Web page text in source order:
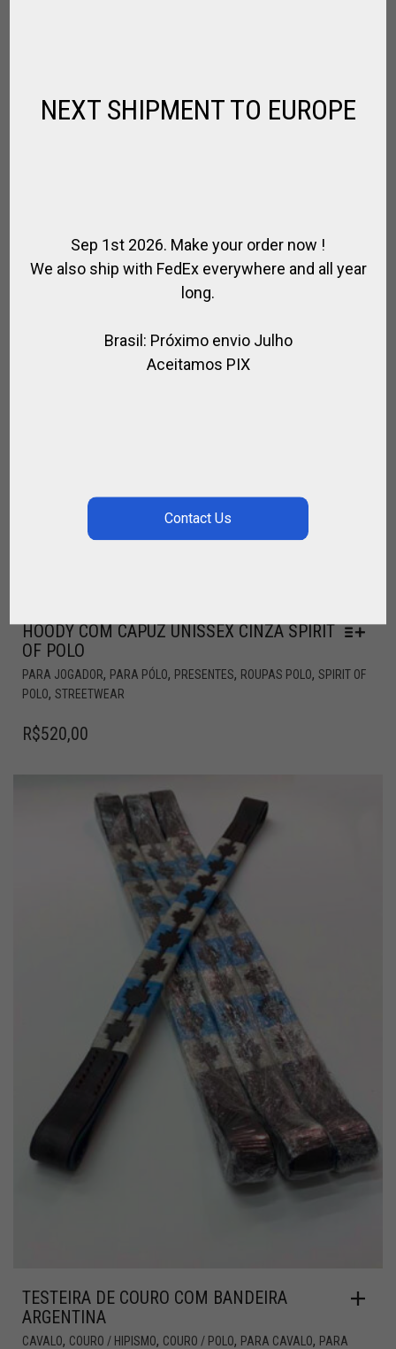
HOODY COM CAPUZ UNISSEX CINZA SPIRIT
OF POLO
PARA JOGADOR, PARA PÓLO, PRESENTES, ROUPAS POLO, SPIRIT OF
POLO, STREETWEAR
R$520,00
TESTEIRA DE COURO COM BANDEIRA
ARGENTINA
CAVALO, COURO / HIPISMO, COURO / POLO, PARA CAVALO, PARA
NEXT SHIPMENT TO EUROPE
Sep 1st 2026. Make your order now !
We also ship with FedEx everywhere and all year
long.
Brasil: Próximo envio Julho
Aceitamos PIX